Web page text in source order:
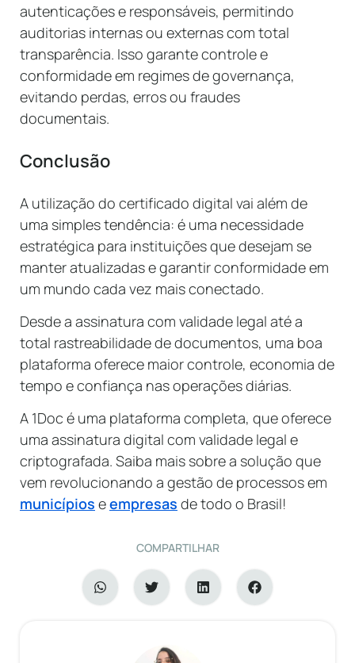
autenticações e responsáveis, permitindo
auditorias internas ou externas com total
transparência. Isso garante controle e
conformidade em regimes de governança,
evitando perdas, erros ou fraudes
documentais.
Conclusão
A utilização do certificado digital vai além de
uma simples tendência: é uma necessidade
estratégica para instituições que desejam se
manter atualizadas e garantir conformidade em
um mundo cada vez mais conectado.
Desde a assinatura com validade legal até a
total rastreabilidade de documentos, uma boa
plataforma oferece maior controle, economia de
tempo e confiança nas operações diárias.
A 1Doc é uma plataforma completa, que oferece
uma assinatura digital com validade legal e
criptografada. Saiba mais sobre a solução que
vem revolucionando a gestão de processos em
municípios eempresas de todo o Brasil!
COMPARTILHAR